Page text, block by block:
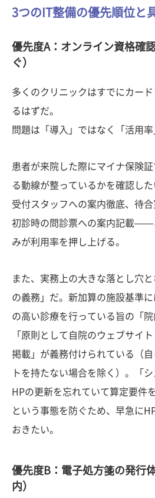
3つのIT整備の優先順位と
優先度A：オンライン資格確
ぐ）
多くのクリニックはすでにカー
るはずだ。
問題は「導入」ではなく「活用率
患者が来院した際にマイナ保険
る動線が整っているかを確認した
受付スタッフへの案内徹底、待合
初診時の問診票への案内記載——
みが利用率を押し上げる。
また、実務上の大きな落とし穴
の義務」だ。新加算の施設基準
の高い診療を行っている旨の「院
「原則として自院のウェブサイ
掲載」が義務付けられている（
トを持たない場合を除く）。「
HPの更新を忘れていて算定要件
という事態を防ぐため、早急に
おきたい。
優先度B：電子処方箋の発行
内）